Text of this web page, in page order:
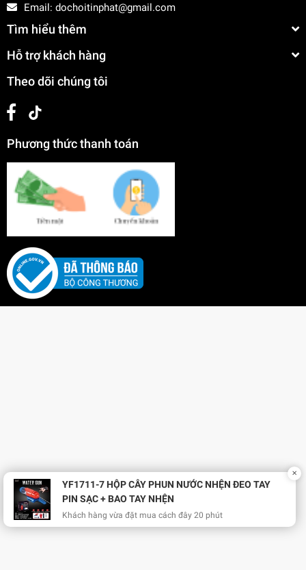
Email: dochoitinphat@gmail.com
Tìm hiểu thêm
Hỗ trợ khách hàng
Theo dõi chúng tôi
Phương thức thanh toán
YF1711-7 HỘP CÂY PHUN NƯỚC NHỆN ĐEO TAY
PIN SẠC + BAO TAY NHỆN
Khách hàng vừa đặt mua cách đây 20 phút
✕